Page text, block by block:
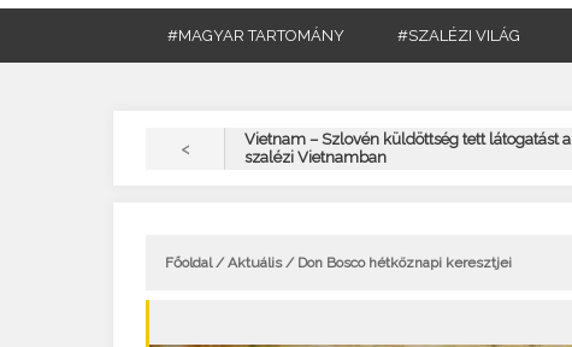
#MAGYAR TARTOMÁNY #SZALÉZI VILÁG
<
Vietnam – Szlovén küldöttség tett látogatást a
szalézi Vietnamban
Főoldal/Aktuális/ Don Bosco hétköznapi keresztjei